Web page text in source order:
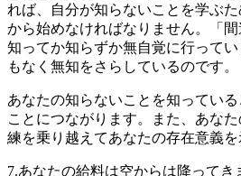
れば、自分が知らないことを学ぶ
から始めなければなりません。「
知ってか知らずか無自覚に行って
もなく無知をさらしているのです。
あなたの知らないことを知ってい
ことにつながります。また、あな
練を乗り越えてあなたの存在意義を
7.あなたの給料は空からは降ってき